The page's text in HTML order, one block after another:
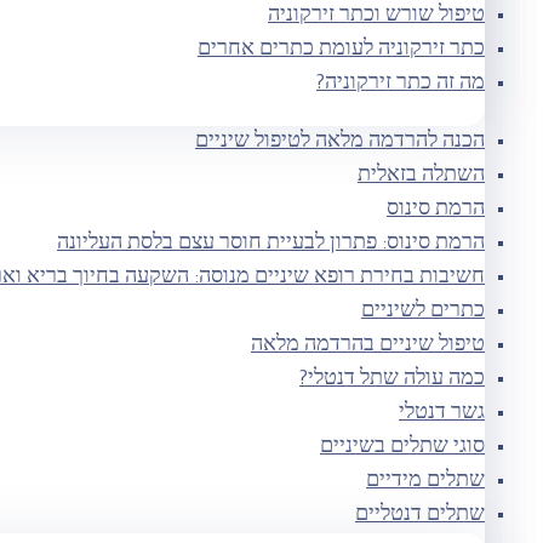
טיפול שורש וכתר זירקוניה
כתר זירקוניה לעומת כתרים אחרים
מה זה כתר זירקוניה?
הכנה להרדמה מלאה לטיפול שיניים
השתלה בזאלית
הרמת סינוס
הרמת סינוס: פתרון לבעיית חוסר עצם בלסת העליונה
חשיבות בחירת רופא שיניים מנוסה: השקעה בחיוך בריא
כתרים לשיניים
טיפול שיניים בהרדמה מלאה
כמה עולה שתל דנטלי?
גשר דנטלי
סוגי שתלים בשיניים
שתלים מידיים
שתלים דנטליים